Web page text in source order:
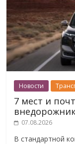
Новости
7 мест и
07.08.2026
В стандартной